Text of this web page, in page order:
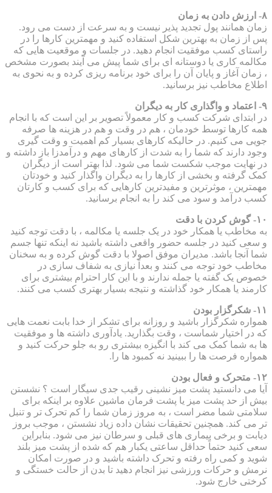
۸- ارزش دادن به زمان
زمان همانند پول تجدید پذیر نیست و به سرعت از دست می رود.
پس از زمان به بهترین شکل استفاده کنید و مهمترین کارها را در
راستای کسب موفقیت انجام دهید. در جلسات و موقعیت هایی که
مکالمه کاری یا دوستانه ای برای شما پیش می آیند بصورت مشخص
، زمان آغاز و پایان آن را برای خود برنامه ریزی کرده و به نحوی به
اطلاع مخاطب نیز برسانید.
۹- اعتماد و واگذاری کار به دیگران
در ابتدای شرکت کسب و کار معمولاً تصویر بر این است که با انجام
همه کارها توسط خودمان ، هم در وقت و هم در هزینه ها صرفه
جویی می کنیم. در حالیکه کارهای بسیار کم اهمیت و وقت گیری
وجود دارند که شما را به شدت از کارهای مهم و درآمدزا باز داشته و
در نهایت موجب شکست شما می شود. لذا بهتر است از دیگران
کمک گرفته و بخشی از کارها را به دیگران واگذار کنید و خودتان
مهمترین ، موثرترین و مفیدترین کارهایی که برای کسب و کارتان
کسب درآمد و سود می کند را به انجام برسانید.
۱۰- گوش کردن با دقت
به مخاطب یا همکار خود در یک جلسه یا مکالمه ، با دقت توجه کنید
و سعی کنید در جلسه حضور واقعی داشته باشید نه اینکه تنها جسم
شما آنجا باشد. مدیران موفق اصولا با دقت گوش کرده و به سخنان
مخاطب خود توجه می کنند و بعداً نیازی به شفاف سازی در
خصوص یک گفته یا جمله ندارند و با این کار احترام بیشتری برای
کارمند یا همکار خود گذاشته و نتیجه بسیار بهتری کسب می کنند.
۱۱- شکرگزار بودن
همواره شکرگزار باشید و روزانه برای تشکر از خدا بابت نعمت هایی
که در اختیار شماست ، وقت بگذارید. یادآوری داشته ها و موفقیت
ها به شما کمک می کند با انگیزه بیشتری رو به جلو حرکت کنید و
همواره فرصت ها را ببینید نه کمبود ها را.
۱۲- متحرک و فعال بودن
آیا می دانستید پشت میز نشینی رقیب جدی سیگار است ؟ نشستن
بیش از حد پشت میز یا پشت فرمان ماشین علاوه بر اینکه برای
سلامتی شما مضر است ، به مروز زمان شما را کم تحرک تر و تنبل
تر می کند. همچنین تحقیقات نشان داده زیاد نشستن ، موجب بروز
دیابت و برخی بیماری های قبلی و سرطان نیز می شود. بنابراین
سعی کنید حتماً حداقل ساعتی یکبار هم که شده از پشت میز بلند
شوید و کمی راه رفته و تحرک داشته باشید و در صورت امکان
نرمش و حرکات ورزشی نیز انجام دهید تا بدن از حالت خستگی و
کرختی خارج شود.